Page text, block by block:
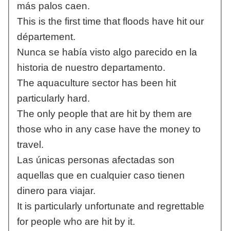
más palos caen.
This is the first time that floods have hit our
département.
Nunca se había visto algo parecido en la
historia de nuestro departamento.
The aquaculture sector has been hit
particularly hard.
The only people that are hit by them are
those who in any case have the money to
travel.
Las únicas personas afectadas son
aquellas que en cualquier caso tienen
dinero para viajar.
It is particularly unfortunate and regrettable
for people who are hit by it.